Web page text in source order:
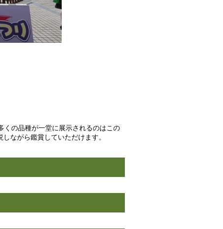
くの品種が一堂に展示されるのはこの
ながら鑑賞していただけます。